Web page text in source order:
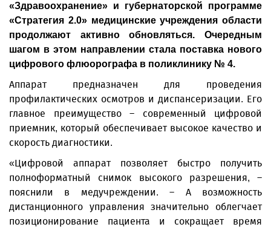
«Здравоохранение» и губернаторской программе
«Стратегия 2.0» медицинские учреждения области
продолжают активно обновляться. Очередным
шагом в этом направлении стала поставка нового
цифрового флюорографа в поликлинику № 4.
Аппарат предназначен для проведения
профилактических осмотров и диспансеризации. Его
главное преимущество – современный цифровой
приемник, который обеспечивает высокое качество и
скорость диагностики.
«Цифровой аппарат позволяет быстро получить
полноформатный снимок высокого разрешения, –
пояснили в медучреждении. – А возможность
дистанционного управления значительно облегчает
позиционирование пациента и сокращает время